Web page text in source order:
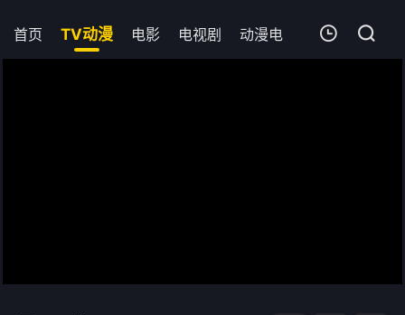
首页 TV动漫 电影 电视剧 动漫电影 短剧 今日